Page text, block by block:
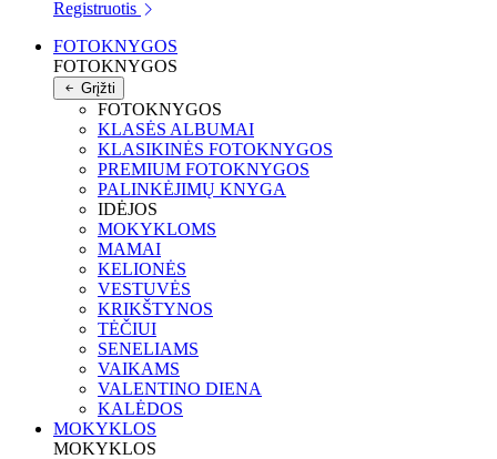
Registruotis
FOTOKNYGOS
FOTOKNYGOS
Grįžti
FOTOKNYGOS
KLASĖS ALBUMAI
KLASIKINĖS FOTOKNYGOS
PREMIUM FOTOKNYGOS
PALINKĖJIMŲ KNYGA
IDĖJOS
MOKYKLOMS
MAMAI
KELIONĖS
VESTUVĖS
KRIKŠTYNOS
TĖČIUI
SENELIAMS
VAIKAMS
VALENTINO DIENA
KALĖDOS
MOKYKLOS
MOKYKLOS